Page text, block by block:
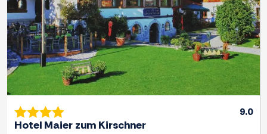
9.0
Hotel Maier zum Kirschner